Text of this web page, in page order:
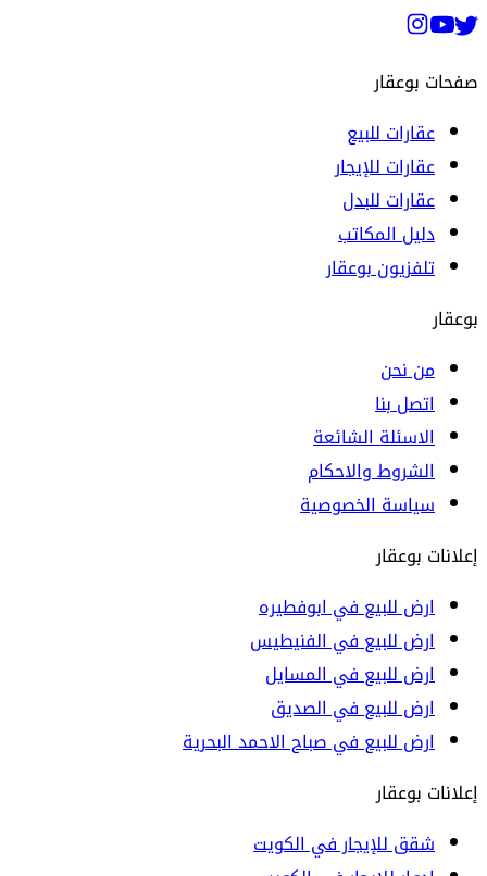
صفحات بوعقار
عقارات للبيع
عقارات للإيجار
عقارات للبدل
دليل المكاتب
تلفزيون بوعقار
بوعقار
من نحن
اتصل بنا
الاسئلة الشائعة
الشروط والاحكام
سياسة الخصوصية
إعلانات بوعقار
ارض للبيع في ابوفطيره
ارض للبيع في الفنيطيس
ارض للبيع في المسايل
ارض للبيع في الصديق
ارض للبيع في صباح الاحمد البحرية
إعلانات بوعقار
شقق للإيجار في الكويت